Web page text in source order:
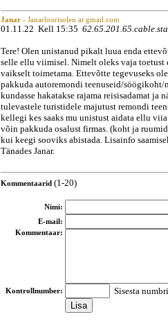
Janar - Janarloorisolen at gmail.com
01.11.22 Kell 15:35
Tere! Olen unistanud pikalt luua enda
selle ellu viimisel. Nimelt oleks vaja toetust
vaikselt toimetama. Ettevõtte tegevuseks
pakkuda autoremondi teenuseid/
kundasse hakatakse rajama reisisadamat ja
tulevastele turistidele majutust remondi
kellegi kes saaks mu unistust aidata ellu
võin pakkuda osalust firmas. (koht ja
kui keegi sooviks abistada. Lisainfo
Tänades Janar.
Kommentaarid (1-20)
Nimi:
E-mail:
Kommentaar:
Kontrollnumber: Sisesta